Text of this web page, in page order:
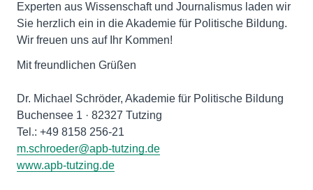
Experten aus Wissenschaft und Journalismus laden wir
Sie herzlich ein in die Akademie für Politische Bildung.
Wir freuen uns auf Ihr Kommen!
Mit freundlichen Grüßen
Dr. Michael Schröder, Akademie für Politische Bildung
Buchensee 1 · 82327 Tutzing
m.schroeder@apb-tutzing.de
www.apb-tutzing.de